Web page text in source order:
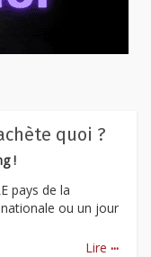
quoi ?
!
pays de la
ou un jour
Lire ...